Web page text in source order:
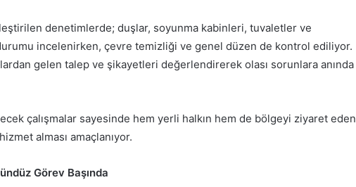
denetimlerde; duşlar, soyunma kabinleri, tuvaletler ve
incelenirken, çevre temizliği ve genel düzen de kontrol ediliyor.
gelen talep ve şikayetleri değerlendirerek olası sorunlara anında
çalışmalar sayesinde hem yerli halkın hem de bölgeyi ziyaret eden
alması amaçlanıyor.
Görev Başında